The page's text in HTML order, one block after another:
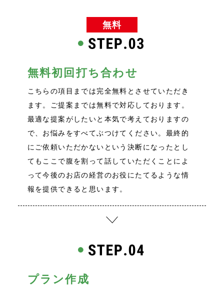
無料
無料初回打ち合わせ
こちらの項目までは完全無料とさせていただき
ます。ご提案までは無料で対応しております。
最適な提案がしたいと本気で考えておりますの
で、お悩みをすべてぶつけてください。最終的
にご依頼いただかないという決断になったとし
てもここで腹を割って話していただくことによ
って今後のお店の経営のお役にたてるような情
報を提供できると思います。
プラン作成